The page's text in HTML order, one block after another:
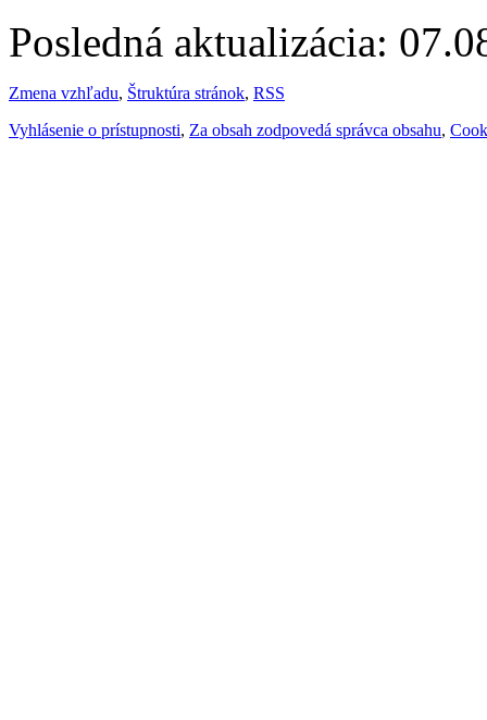
Posledná aktualizácia:
Zmena vzhľadu, Štruktúra stránok, RSS
Vyhlásenie o prístupnosti, Za obsah zodpovedá správca obsahu,